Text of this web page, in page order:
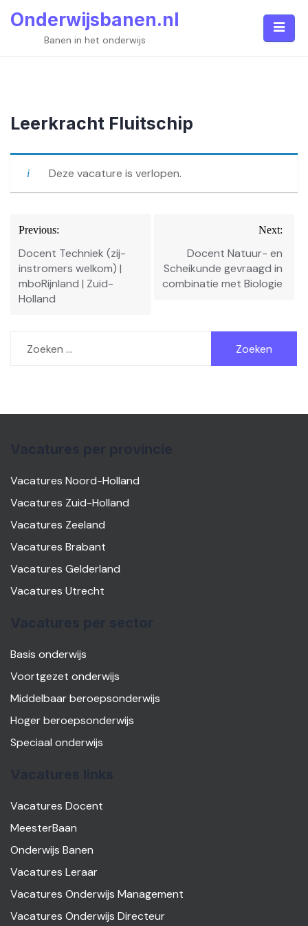
Onderwijsbanen.nl
Banen in het onderwijs
Leerkracht Fluitschip
Deze vacature is verlopen.
Bericht
navigatie
Previous:
Docent Techniek (zij-
instromers welkom) |
mboRijnland | Zuid-
Holland
Next:
Docent Natuur- en
Scheikunde gevraagd in
combinatie met Biologie
naar:
Vacatures Noord-Holland
Vacatures Zuid-Holland
Vacatures Zeeland
Vacatures Brabant
Vacatures Gelderland
Vacatures Utrecht
Basis onderwijs
Voortgezet onderwijs
Middelbaar beroepsonderwijs
Hoger beroepsonderwijs
Speciaal onderwijs
Vacatures Docent
MeesterBaan
Onderwijs Banen
Vacatures Leraar
Vacatures Onderwijs Management
Vacatures Onderwijs Directeur